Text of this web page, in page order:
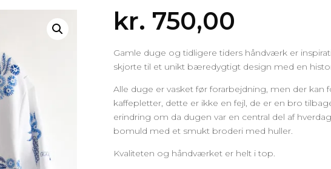
kr. 750,00
Gamle duge og tidligere tiders håndværk er
skjorte til et unikt bæredygtigt design med en
Alle duge er vasket før forarbejdning, men der kan
kaffepletter, dette er ikke en fejl, de er en bro
erindring om da dugen var en central del af
bomuld med et smukt broderi med huller.
Kvaliteten og håndværket er helt i top.